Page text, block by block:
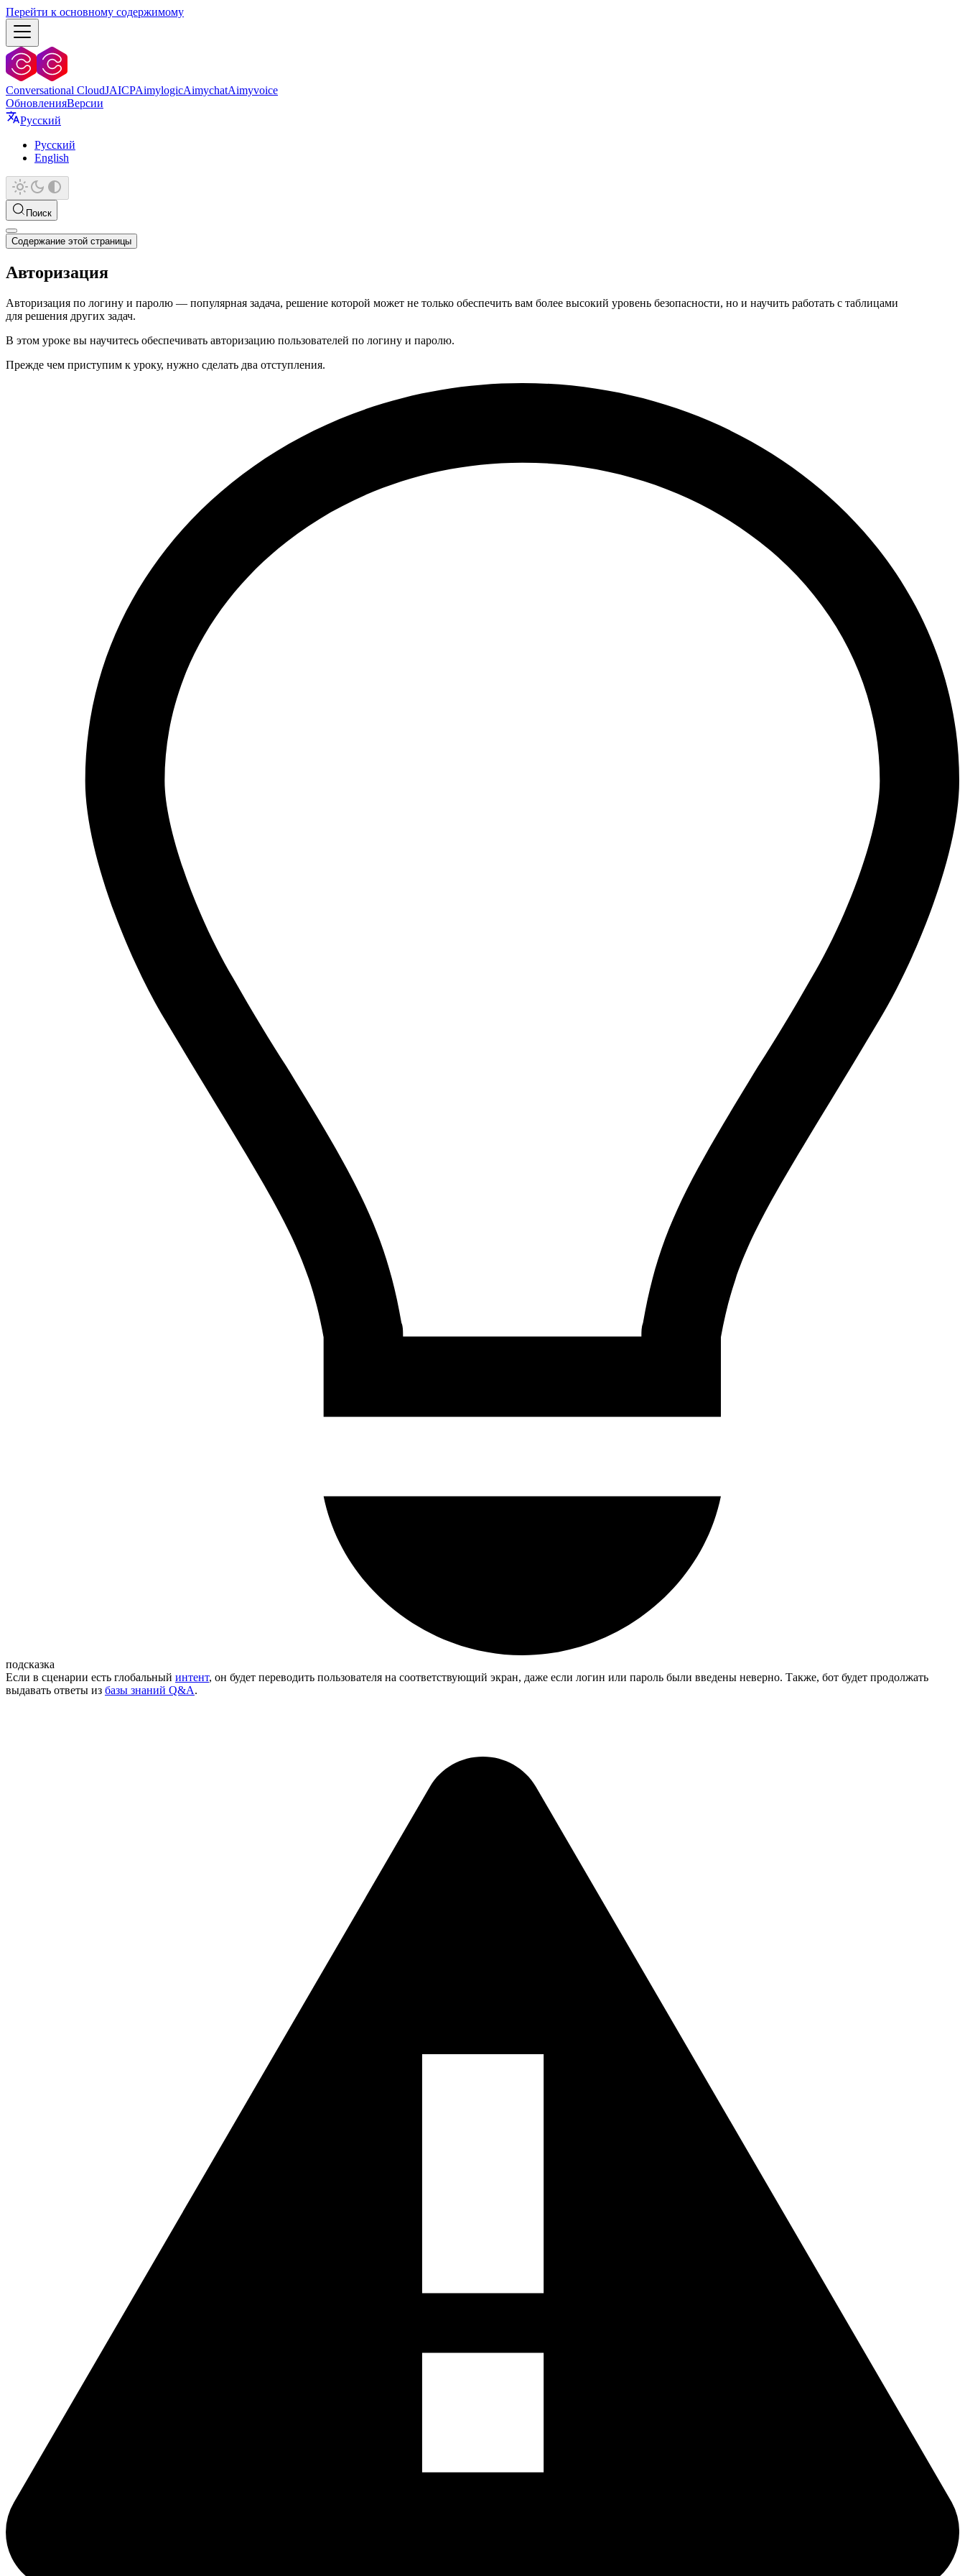
Перейти к основному содержимому
Conversational CloudJAICPAimylogicAimychatAimyvoice
ОбновленияВерсии
Русский
Русский
English
Поиск
Содержание этой страницы
Авторизация
Авторизация по логину и паролю — популярная задача, решение которой может не только обеспечить вам более высокий уровень безопасности, но и научить работать с таблицами
для решения других задач.
В этом уроке вы научитесь обеспечивать авторизацию пользователей по логину и паролю.
Прежде чем приступим к уроку, нужно сделать два отступления.
подсказка
Если в сценарии есть глобальный интент, он будет переводить пользователя на соответствующий экран, даже если логин или пароль были введены неверно. Также, бот будет продолжать
выдавать ответы из базы знаний Q&A.